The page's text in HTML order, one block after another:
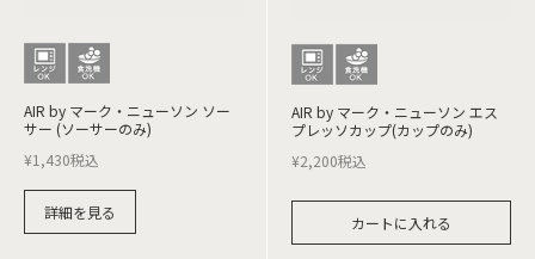
AIR by マーク・ニューソン ソー
サー (ソーサーのみ)
¥1,430税込
詳細を見る
AIR by マーク・ニューソン エス
プレッソカップ(カップのみ)
¥2,200税込
カートに入れる